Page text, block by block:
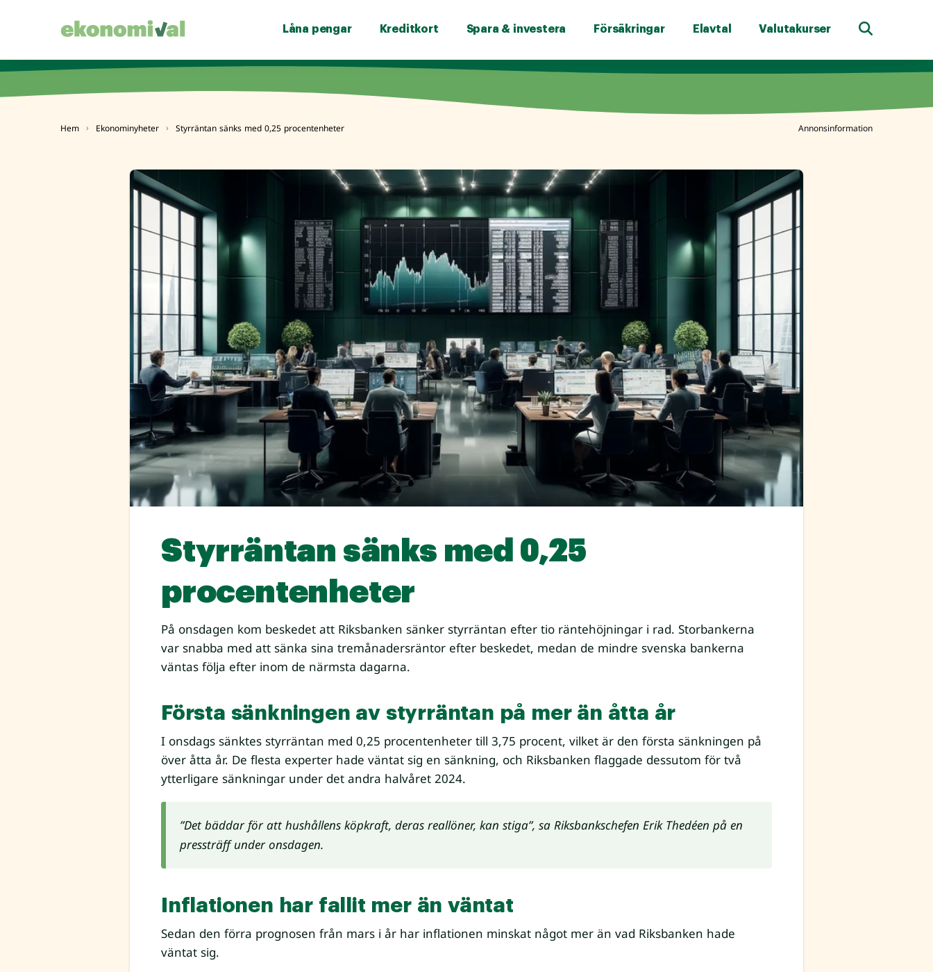
Låna pengar Kreditkort Spara & investera Försäkringar Elavtal Valutakurser
Hem Ekonominyheter Styrräntan sänks med 0,25 procentenheter Annonsinformation
Styrräntan sänks med 0,25
procentenheter
På onsdagen kom beskedet att Riksbanken sänker styrräntan efter tio räntehöjningar i rad. Storbankerna
var snabba med att sänka sina tremånadersräntor efter beskedet, medan de mindre svenska bankerna
väntas följa efter inom de närmsta dagarna.
Första sänkningen av styrräntan på mer än åtta år
I onsdags sänktes styrräntan med 0,25 procentenheter till 3,75 procent, vilket är den första sänkningen på
över åtta år. De flesta experter hade väntat sig en sänkning, och Riksbanken flaggade dessutom för två
ytterligare sänkningar under det andra halvåret 2024.
”Det bäddar för att hushållens köpkraft, deras reallöner, kan stiga”, sa Riksbankschefen Erik Thedéen på en
pressträff under onsdagen.
Inflationen har fallit mer än väntat
Sedan den förra prognosen från mars i år har inflationen minskat något mer än vad Riksbanken hade
väntat sig.